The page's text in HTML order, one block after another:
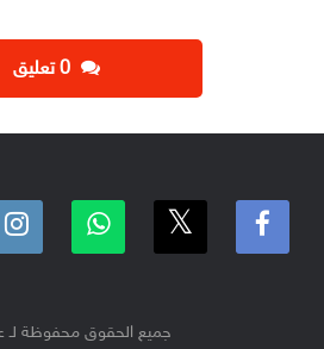
جميع الحقوق محفوظة لـ